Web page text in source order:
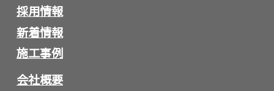
採用情報
新着情報
施工事例
会社概要